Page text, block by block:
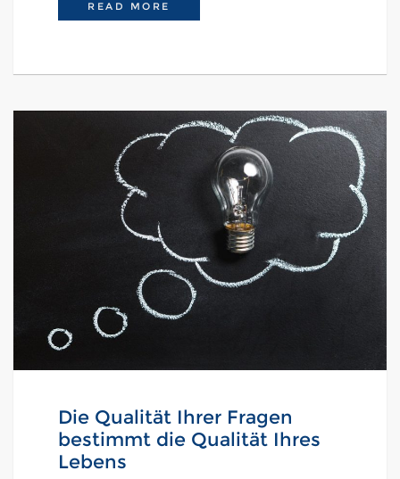
READ MORE
Die Qualität Ihrer Fragen
bestimmt die Qualität Ihres
Lebens